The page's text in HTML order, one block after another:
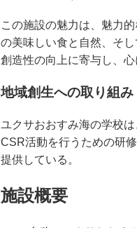
この施設の魅力は、魅力
の美味しい食と自然、そ
創造性の向上に寄与し、
地域創生への取り組み
ユクサおおすみ海の学校
CSR活動を行うための研
提供している。
施設概要